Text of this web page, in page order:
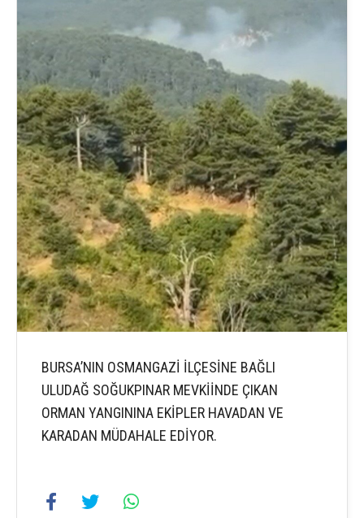
BURSA’NIN OSMANGAZİ İLÇESİNE BAĞLI
ULUDAĞ SOĞUKPINAR MEVKİİNDE ÇIKAN
ORMAN YANGININA EKİPLER HAVADAN VE
KARADAN MÜDAHALE EDİYOR.